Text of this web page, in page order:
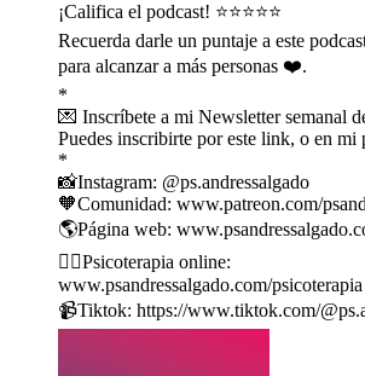
¡Califica el podcast! ⭐️⭐️⭐️⭐️⭐️
Recuerda darle un puntaje a este
para alcanzar a más personas ❤️.
*
💌 Inscríbete a mi Newsletter semanal
⁠⁠⁠⁠⁠⁠⁠⁠⁠⁠⁠⁠⁠⁠⁠⁠⁠⁠⁠⁠⁠⁠⁠⁠⁠⁠⁠⁠⁠⁠⁠⁠⁠⁠⁠⁠⁠⁠⁠⁠⁠⁠⁠⁠⁠⁠⁠⁠⁠⁠⁠⁠⁠⁠⁠⁠⁠⁠⁠Puedes inscribirte por este link⁠⁠⁠⁠⁠⁠⁠⁠⁠⁠⁠⁠⁠⁠⁠⁠⁠⁠⁠⁠⁠⁠⁠⁠⁠⁠⁠⁠⁠⁠⁠⁠⁠⁠⁠⁠⁠⁠⁠⁠⁠⁠⁠⁠⁠⁠⁠⁠⁠⁠⁠⁠⁠⁠⁠⁠⁠⁠⁠, o en mi
*
📸Instagram: ⁠⁠⁠⁠⁠⁠⁠⁠⁠⁠⁠⁠⁠⁠⁠⁠⁠⁠⁠⁠⁠⁠⁠⁠⁠⁠⁠⁠⁠⁠⁠⁠⁠⁠⁠⁠⁠⁠⁠⁠⁠⁠⁠⁠⁠⁠⁠⁠⁠⁠⁠⁠⁠⁠⁠⁠⁠⁠⁠@ps.andressalgado⁠⁠⁠⁠⁠⁠⁠⁠⁠⁠⁠⁠⁠⁠⁠⁠⁠⁠⁠⁠⁠⁠⁠⁠⁠⁠⁠⁠⁠⁠⁠⁠⁠⁠⁠⁠⁠⁠⁠⁠⁠⁠⁠⁠⁠⁠⁠⁠⁠⁠⁠⁠⁠⁠⁠⁠⁠⁠⁠
🧡Comunidad: ⁠⁠⁠⁠⁠⁠⁠⁠⁠⁠⁠⁠⁠⁠⁠⁠⁠⁠⁠⁠⁠⁠⁠⁠⁠⁠⁠⁠⁠⁠⁠⁠⁠www.patreon.com/
🌎Página web:
🙋‍♂️Psicoterapia online:
⁠⁠⁠⁠⁠⁠⁠⁠⁠⁠⁠⁠⁠⁠⁠⁠⁠⁠⁠⁠⁠⁠⁠⁠⁠⁠⁠⁠⁠⁠⁠⁠⁠⁠⁠⁠⁠⁠⁠⁠⁠⁠⁠⁠⁠⁠⁠⁠⁠⁠⁠⁠⁠⁠⁠⁠⁠⁠⁠www.psandressalgado.com/psicoterapia⁠⁠⁠⁠⁠⁠⁠⁠⁠⁠⁠⁠⁠⁠⁠⁠⁠⁠⁠⁠⁠⁠⁠⁠⁠⁠⁠⁠⁠⁠⁠⁠⁠⁠⁠⁠⁠⁠⁠⁠⁠⁠⁠⁠⁠⁠⁠⁠⁠⁠⁠⁠⁠⁠⁠⁠⁠⁠⁠
📹Tiktok: ⁠⁠⁠⁠⁠⁠⁠⁠⁠⁠⁠⁠⁠⁠⁠⁠⁠⁠⁠⁠⁠⁠⁠⁠⁠⁠⁠⁠⁠⁠⁠⁠⁠⁠⁠⁠⁠⁠⁠⁠⁠⁠⁠⁠⁠⁠⁠⁠⁠⁠⁠⁠⁠⁠⁠⁠⁠⁠⁠https://www.tiktok.com/